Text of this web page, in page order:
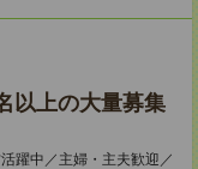
以上の大量募集
躍中／主婦・主夫歓迎／